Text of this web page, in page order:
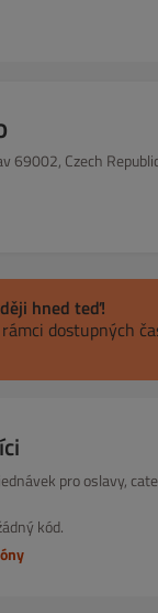
69002, Czech
hned teď!
dostupných
pro oslavy,
kód.